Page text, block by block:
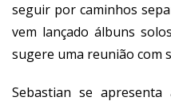
seguir por caminhos
vem lançado álbuns
sugere uma reunião com
Sebastian se